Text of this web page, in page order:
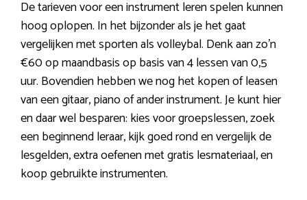
De tarieven voor een instrument leren spelen kunnen
hoog oplopen. In het bijzonder als je het gaat
vergelijken met sporten als volleybal. Denk aan zo’n
€60 op maandbasis op basis van 4 lessen van 0,5
uur. Bovendien hebben we nog het kopen of leasen
van een gitaar, piano of ander instrument. Je kunt hier
en daar wel besparen: kies voor groepslessen, zoek
een beginnend leraar, kijk goed rond en vergelijk de
lesgelden, extra oefenen met gratis lesmateriaal, en
koop gebruikte instrumenten.